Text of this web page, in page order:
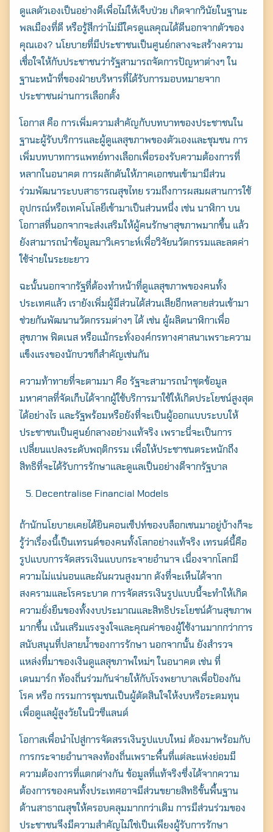
Search
for:
ดูแลตัวเองเป็นอย่างดีเพื่อไม่ให้เจ็บป่วย เกิดจากวินัยในฐานะ
พลเมืองที่ดี หรือรู้สึกว่าไม่มีใครดูแลคุณได้ดีนอกจากตัวของ
คุณเอง? นโยบายที่มีประชาชนเป็นศูนย์กลางจะสร้างความ
เชื่อใจให้กับประชาชนว่ารัฐสามารถจัดการปัญหาต่างๆ ใน
ฐานะหน้าที่ของฝ่ายบริหารที่ได้รับการมอบหมายจาก
ประชาชนผ่านการเลือกตั้ง
โอกาส คือ การเพิ่มความสำคัญกับบทบาทของประชาชนใน
ฐานะผู้รับบริการและผู้ดูแลสุขภาพของตัวเองและชุมชน การ
เพิ่มบทบาทการแพทย์ทางเลือกเพื่อรองรับความต้องการที่
หลากในอนาคต การผลักดันให้ภาคเอกชนเข้ามามีส่วน
ร่วมพัฒนาระบบสาธารณสุขไทย รวมถึงการผสมผสานการใช้
อุปกรณ์หรือเทคโนโลยีเข้ามาเป็นส่วนหนึ่ง เช่น นาฬิกา บน
โอกาสที่นอกจากจะส่งเสริมให้ผู้คนรักษาสุขภาพมากขึ้น แล้ว
ยังสามารถนำข้อมูลมาวิเคราะห์เพื่อวิจัยนวัตกรรมและลดค่า
ใช้จ่ายในระยะยาว
ฉะนั้นนอกจากรัฐที่ต้องทำหน้าที่ดูแลสุขภาพของคนทั้ง
ประเทศแล้ว เรายังเพิ่มผู้มีส่วนได้ส่วนเสียอีกหลายส่วนเข้ามา
ช่วยกันพัฒนานวัตกรรมต่างๆ ได้ เช่น ผู้ผลิตนาฬิกาเพื่อ
สุขภาพ ฟิตเนส หรือแม้กระทั่งองค์กรทางศาสนาเพราะความ
แข็งแรงของนักบวชก็สำคัญเช่นกัน
ความท้าทายที่จะตามมา คือ รัฐจะสามารถนำชุดข้อมูล
มหาศาลที่จัดเก็บได้จากผู้ใช้บริการมาใช้ให้เกิดประโยชน์สูงสุด
ได้อย่างไร และรัฐพร้อมหรือยังที่จะเป็นผู้ออกแบบระบบให้
ประชาชนเป็นศูนย์กลางอย่างแท้จริง เพราะนี่จะเป็นการ
เปลี่ยนแปลงระดับพฤติกรรม เพื่อให้ประชาชนตระหนักถึง
สิทธิที่จะได้รับการรักษาและดูแลเป็นอย่างดีจากรัฐบาล
Decentralise Financial Models
ถ้านักนโยบายเคยได้ยินคอนเซ็ปท์ของบล็อกเชนมาอยู่บ้างก็จะ
รู้ว่าเรื่องนี้เป็นเทรนด์ของคนทั้งโลกอย่างแท้จริง เทรนด์นี้คือ
รูปแบบการจัดสรรเงินแบบกระจายอำนาจ เนื่องจากโลกมี
ความไม่แน่นอนและผันผวนสูงมาก ดังที่จะเห็นได้จาก
สงครามและโรคระบาด การจัดสรรเงินรูปแบบนี้จะทำให้เกิด
ความยั่งยืนของทั้งงบประมาณและสิทธิประโยชน์ด้านสุขภาพ
มากขึ้น เน้นเสริมแรงจูงใจและคุณค่าของผู้ใช้งานมากกว่าการ
สนับสนุนที่ปลายน้ำของการรักษา นอกจากนั้น ยังสำรวจ
แหล่งที่มาของเงินดูแลสุขภาพใหม่ๆ ในอนาคต เช่น ที่
เดนมาร์ก ท้องถิ่นร่วมกันจ่ายให้กับโรงพยาบาลเพื่อป้องกัน
โรค หรือ กรรมการชุมชนเป็นผู้ตัดสินใจให้งบหรือระดมทุน
เพื่อดูแลผู้สูงวัยในนิวซีแลนด์
โอกาสเพื่อนำไปสู่การจัดสรรเงินรูปแบบใหม่ ต้องมาพร้อมกับ
การกระจายอำนาจลงท้องถิ่นเพราะพื้นที่แต่ละแห่งย่อมมี
ความต้องการที่แตกต่างกัน ข้อมูลที่แท้จริงซึ่งได้จากความ
ต้องการของคนทั้งประเทศอาจมีส่วนขยายสิทธิขั้นพื้นฐาน
ด้านสาธาณสุขให้ครอบคลุมมากกว่าเดิม การมีส่วนร่วมของ
ประชาชนจึงมีความสำคัญไม่ใช่เป็นเพียงผู้รับการรักษา